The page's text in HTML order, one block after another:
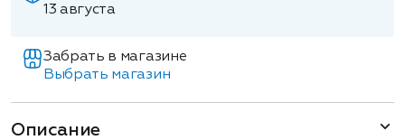
13 августа
Забрать в магазине
Выбрать магазин
Описание